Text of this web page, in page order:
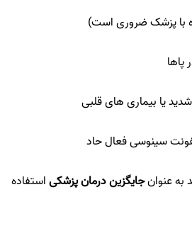
با پزشک ضروری است)
یا بیماری‌ های قلبی
سینوسی فعال حاد
به عنوانجایگزین درمان پزشکیاستفاده